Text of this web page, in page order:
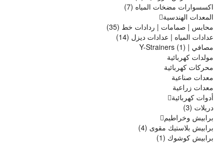
اكسسوارات مضخات المياه (7)
المعدات الهندسية
محابس | صمامات | ردادات خط (35)
عدادات المياه | عدادات ديزل (14)
مصافي | Y-Strainers (1)
مولدات كهربائية
محركات كهربائية
معدات صناعية
معدات زراعية
أدوات كهربائية
دريلات (3)
برابيش وخراطيم
برابيش بلاستيك مقوى (4)
برابيش كوشوك (1)